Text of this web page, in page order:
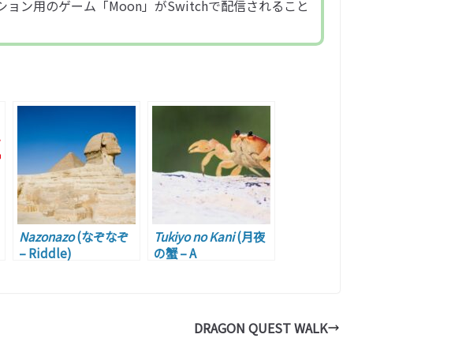
ン用のゲーム「Moon」がSwitchで配信されること
Nazonazo(なぞなぞ
– Riddle)
Tukiyo no Kani(月夜
の蟹 – A
DRAGON QUEST WALK